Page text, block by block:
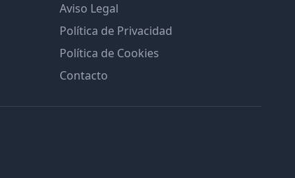
Aviso Legal
Política de Privacidad
Política de Cookies
Contacto